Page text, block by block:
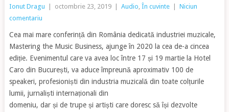
Ionut Dragu octombrie 23, 2019 Audio, În cuvinte
Niciun
comentariu
Cea mai mare conferință din România dedicată industriei muzicale,
Mastering the Music Business, ajunge în 2020 la cea de-a cincea
ediție. Evenimentul care va avea loc între 17 și 19 martie la Hotel
Caro din București, va aduce împreună aproximativ 100 de
speakeri, profesioniști din industria muzicală din toate colțurile
lumii, jurnaliști internaționali din
domeniu, dar și de trupe și artiști care doresc să își dezvolte